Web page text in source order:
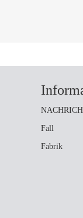
Fall
Fabrik